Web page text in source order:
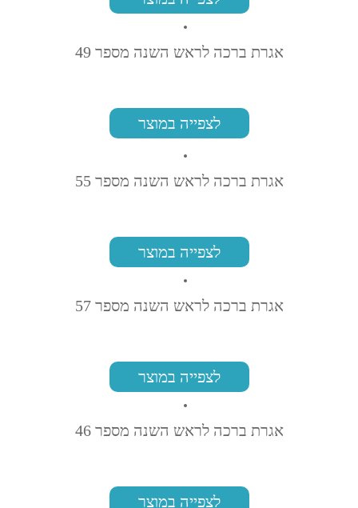
אגרת ברכה לראש השנה מספר 49
לצפייה במוצר
אגרת ברכה לראש השנה מספר 55
לצפייה במוצר
אגרת ברכה לראש השנה מספר 57
לצפייה במוצר
אגרת ברכה לראש השנה מספר 46
לצפייה במוצר